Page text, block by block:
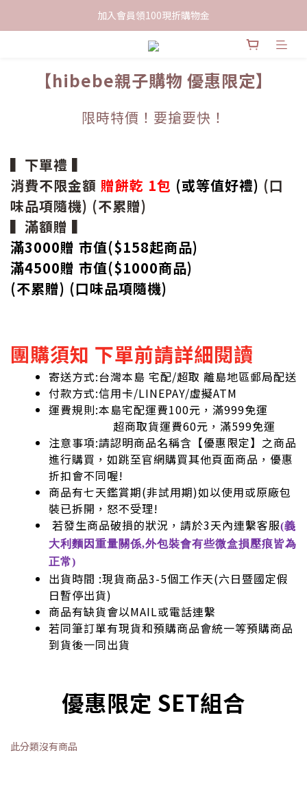
限時下單送餅乾乙包，滿$999免運
加入會員領100現折購物金
限時下單送餅乾乙包，滿$999免運
【hibebe親子購物 優惠限定】
限時特價！要搶要快！
▍下單禮 ▍
消費不限金額 贈餅乾 1包 (或等值好禮) (口
味品項隨機) (不累贈)
▍滿額贈 ▍
滿3000贈 市值($158起商品)
滿4500贈 市值($1000商品)
(不累贈) (口味品項隨機)
團購須知 下單前請詳細閱讀
寄送方式:台灣本島 宅配/超取 離島地區郵局配送
付款方式:信用卡/LINEPAY/虛擬ATM
運費規則:本島宅配運費100元，滿999免運
超商取貨運費60元，滿599免運
注意事項:請認明商品名稱含【優惠限定】之商品
進行購買，如跳至官網購買其他頁面商品，優惠
折扣會不同喔!
商品有七天鑑賞期(非試用期)如以使用或原廠包
裝已拆開，怒不受理!
若發生商品破損的狀況，請於3天內連繫客服(義
大利麵因重量關係,外包裝會有些微盒損壓痕皆為
正常)
出貨時間 :現貨商品3-5個工作天(六日暨國定假
日暫停出貨)
商品有缺貨會以MAIL或電話連繫
若同筆訂單有現貨和預購商品會統一等預購商品
到貨後一同出貨
優惠限定 SET組合
此分類沒有商品